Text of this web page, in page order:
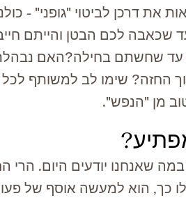
את דרכן לביטוי "גופני" -
שכאבה לכם הבטן והייתם
עד שחשתם בחילה?האם
החזה? שימו לב למשותף
מן "הנפש".
שאנחנו יודעים היום. הרי
כך, הוא למעשה אוסף של